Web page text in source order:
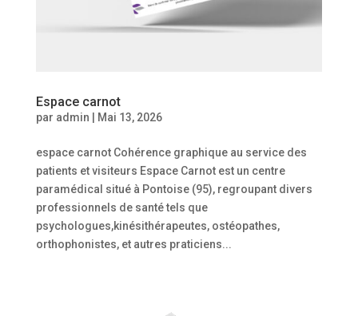
Espace carnot
par admin Mai 13, 2026
espace carnot Cohérence graphique au service des
patients et visiteurs Espace Carnot est un centre
paramédical situé à Pontoise (95), regroupant divers
professionnels de santé tels que
psychologues,kinésithérapeutes, ostéopathes,
orthophonistes, et autres praticiens...